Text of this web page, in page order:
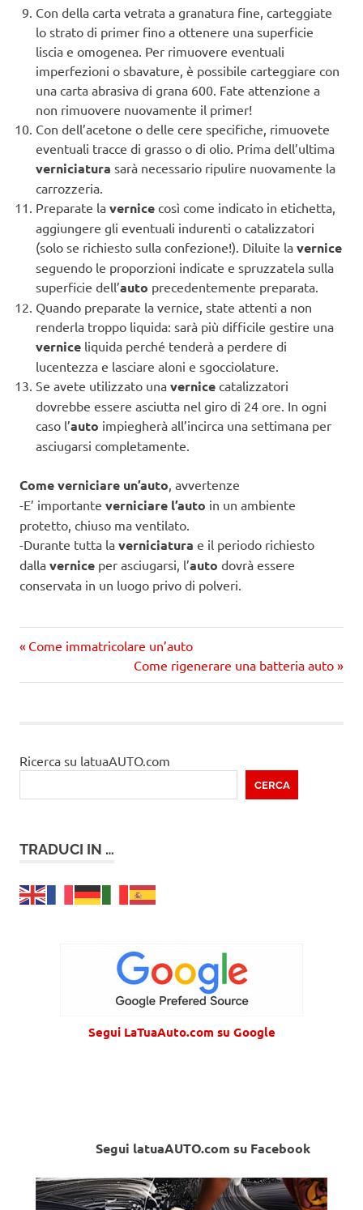
Con della carta vetrata a granatura fine, carteggiate
lo strato di primer fino a ottenere una superficie
liscia e omogenea. Per rimuovere eventuali
imperfezioni o sbavature, è possibile carteggiare con
una carta abrasiva di grana 600. Fate attenzione a
non rimuovere nuovamente il primer!
Con dell’acetone o delle cere specifiche, rimuovete
eventuali tracce di grasso o di olio. Prima dell’ultima
verniciatura sarà necessario ripulire nuovamente la
carrozzeria.
Preparate la vernice così come indicato in etichetta,
aggiungere gli eventuali indurenti o catalizzatori
(solo se richiesto sulla confezione!). Diluite la vernice
seguendo le proporzioni indicate e spruzzatela sulla
superficie dell’auto precedentemente preparata.
Quando preparate la vernice, state attenti a non
renderla troppo liquida: sarà più difficile gestire una
vernice liquida perché tenderà a perdere di
lucentezza e lasciare aloni e sgocciolature.
Se avete utilizzato una vernice catalizzatori
dovrebbe essere asciutta nel giro di 24 ore. In ogni
caso l’auto impiegherà all’incirca una settimana per
asciugarsi completamente.
Come verniciare un’auto, avvertenze
-E’ importante verniciare l’auto in un ambiente
protetto, chiuso ma ventilato.
-Durante tutta la verniciatura e il periodo richiesto
dalla vernice per asciugarsi, l’auto dovrà essere
conservata in un luogo privo di polveri.
Navigazione
articoli
Precedente
Come immatricolare un’auto
Prossimo
articolo
Come rigenerare una batteria auto
Ricerca su latuaAUTO.com
CERCA
TRADUCI IN …
Segui LaTuaAuto.com su Google
Segui latuaAUTO.com su Facebook